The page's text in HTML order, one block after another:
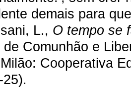
demais para
L., O tempo se
de Comunhão e
Cooperativa